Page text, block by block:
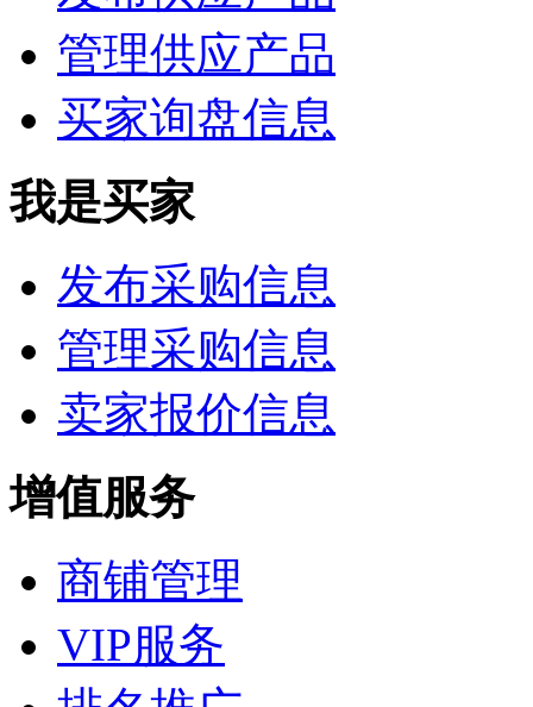
管理供应产品
买家询盘信息
我是买家
发布采购信息
管理采购信息
卖家报价信息
增值服务
商铺管理
VIP服务